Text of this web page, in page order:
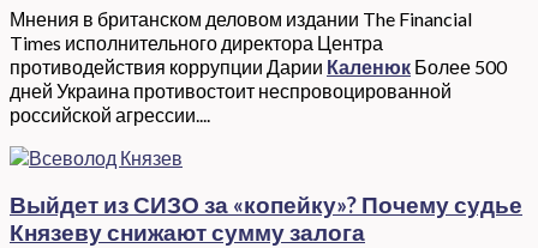
Мнения в британском деловом издании The Financial
Times исполнительного директора Центра
противодействия коррупции Дарии Каленюк Более 500
дней Украина противостоит неспровоцированной
российской агрессии....
Выйдет из СИЗО за «копейку»? Почему судье
Князеву снижают сумму залога